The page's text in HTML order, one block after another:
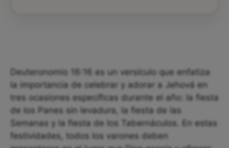
Deuteronomio 16:16 es un versículo que enfatiza
la importancia de celebrar y adorar a Jehová en
tres ocasiones específicas durante el año: la fiesta
de los Panes sin levadura, la fiesta de las
Semanas y la fiesta de los Tabernáculos. En estas
festividades, todos los varones deben